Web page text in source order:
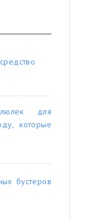
для
которые
бустеров